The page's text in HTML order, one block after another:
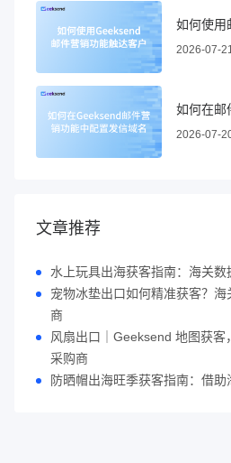
如何使用
2026-07-
2026-07-
文章推荐
水上玩具出海获客指南：海关
宠物冰垫出口如何精准获客？
商
风扇出口｜Geeksend 地图获客
采购商
防晒帽出海旺季获客指南：借